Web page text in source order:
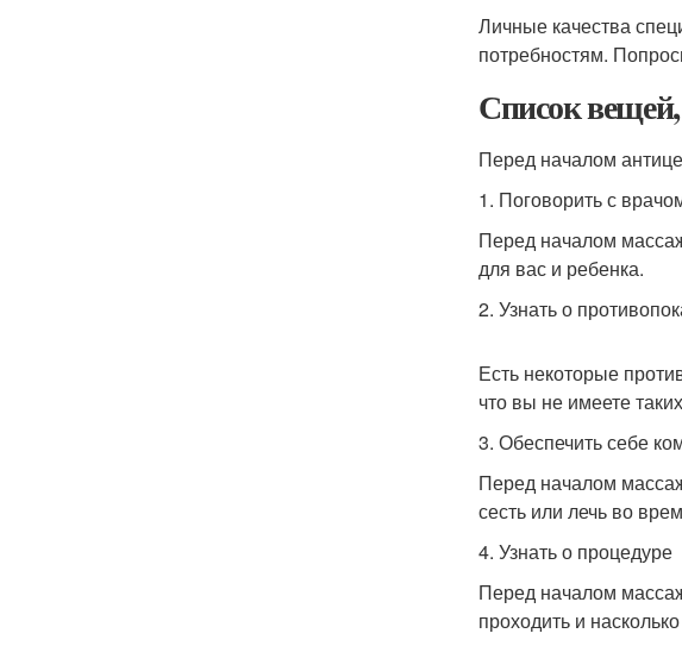
Личные качества
потребностям.
Список
Перед началом
1. Поговорить с
Перед началом
для вас и ребенка.
2. Узнать о
Есть некоторые
что вы не имеете
3. Обеспечить себе
Перед началом
сесть или лечь во
4. Узнать о процедуре
Перед началом
проходить и